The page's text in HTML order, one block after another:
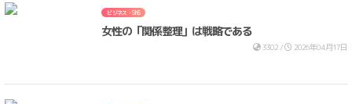
ビジネス・SNS
女性の「関係整理」は戦略である
3302 / 2026年04月17日